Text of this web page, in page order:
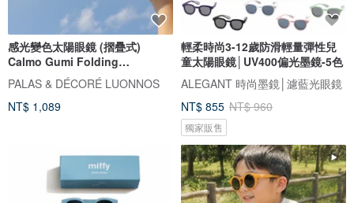
感光變色太陽眼鏡 (摺疊式)
Calmo Gumi Folding
Photochromic Sunglasses
PALAS & DÉCORÉ LUONNOS
NT$ 1,089
輕柔時尚3-12歲防滑輕量彈性兒
童太陽眼鏡│UV400偏光墨鏡-5色
ALEGANT 時尚墨鏡│濾藍光眼鏡
NT$ 855 NT$ 960
獨家販售